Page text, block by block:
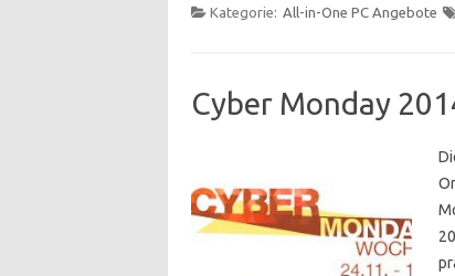
Kategorie: All-in-One PC Angebote
Cyber Monday